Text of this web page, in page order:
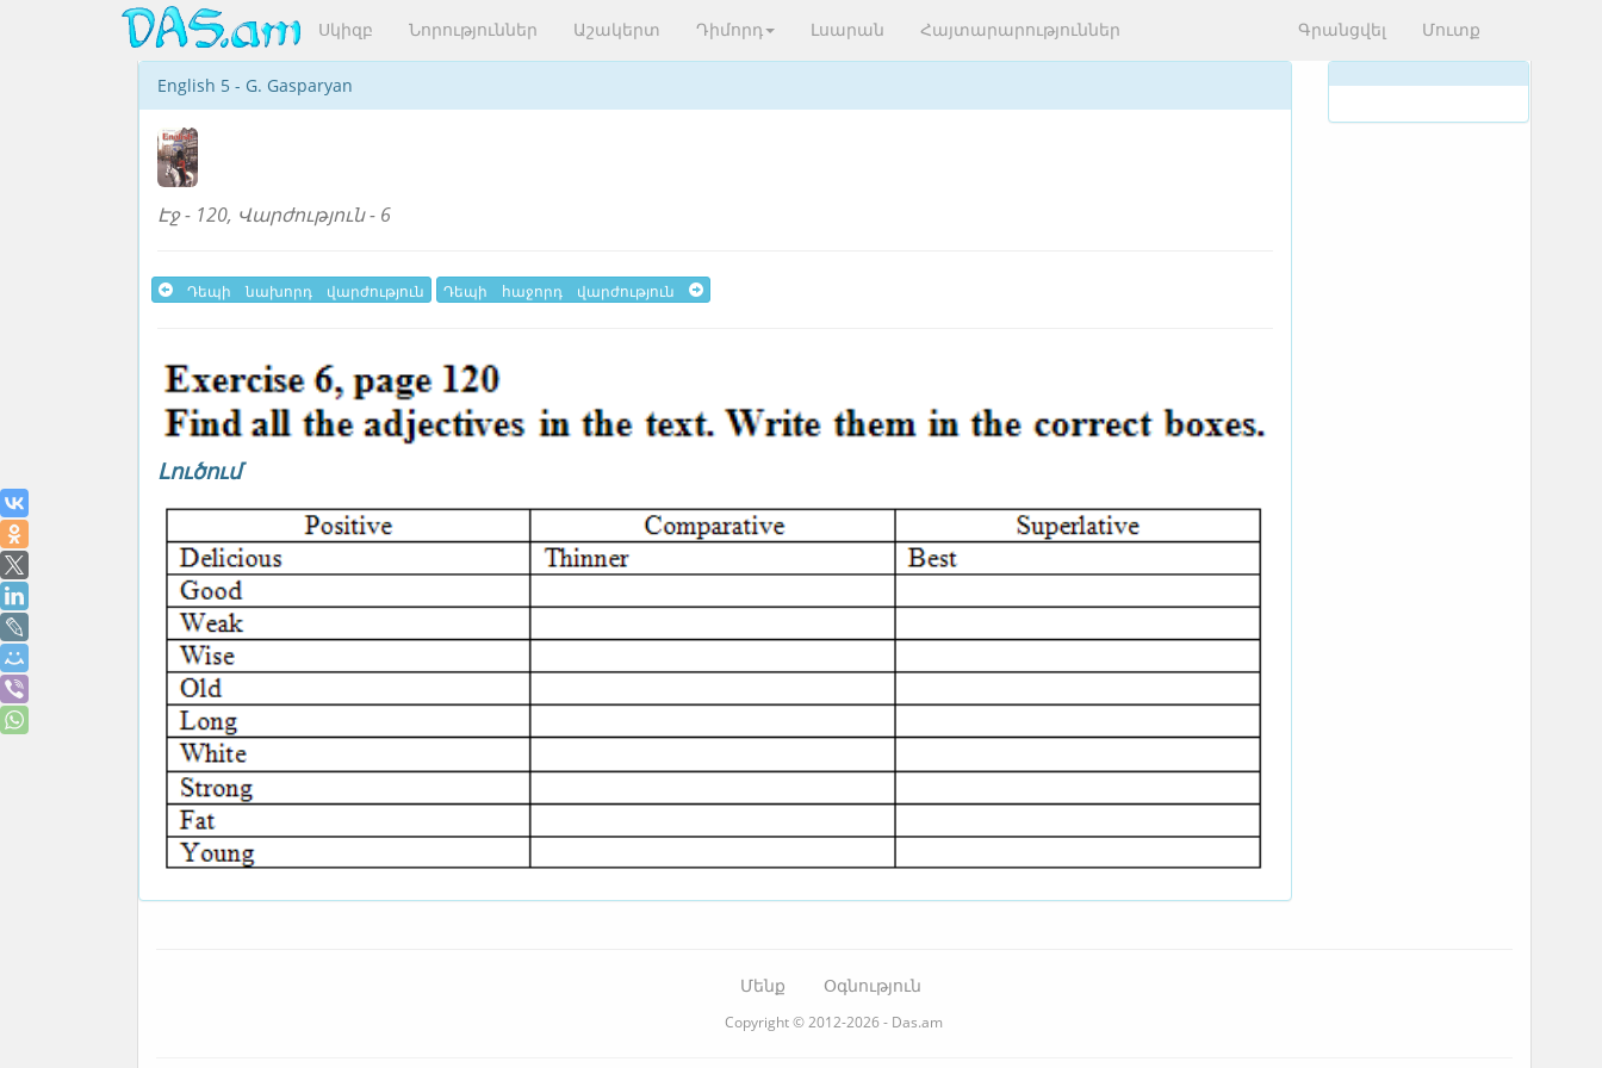
Սկիզբ Նորություններ Աշակերտ Դիմորդ Լսարան Հայտարարություններ Գրանցվել Մուտք
English 5 - G. Gasparyan
Էջ - 120, Վարժություն - 6
Դեպի նախորդ վարժություն Դեպի հաջորդ վարժություն
Լուծում
Մենք Օգնություն
Copyright © 2012-2026 - Das.am